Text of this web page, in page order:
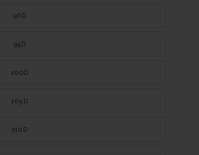
90D
95D
100D
105D
110D